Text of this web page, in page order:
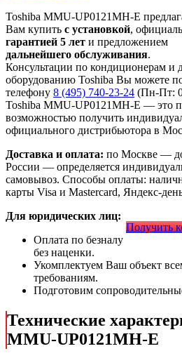
Toshiba MMU-UP0121MH-E
Вам купить с установкой,
гарантией 5 лет и предложением
дальнейшего обслуживания.
Консультации по кондиционерам и
оборудованию Toshiba Вы можете
телефону 8 (495) 740-23-24 (Пн-Пт:
Toshiba MMU-UP0121MH-E — это
возможностью получить
официального дистрибьютора в
Доставка и оплата: по Москве —
России — определяется
самовывоз. Способы оплаты:
карты Visa и Mastercard, Яндекс-
Получить
Для юридических лиц:
Оплата по безналу
без наценки.
Укомплектуем Ваш объект
требованиям.
Подготовим
Технические
MMU-UP0121MH-E